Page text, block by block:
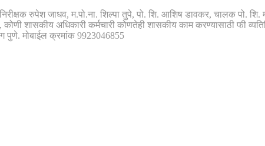
रुपेश जाधव, म.पो.ना. शिल्पा तुपे, पो. शि. आशिष डावकर, चालक पो.
शासकीय अधिकारी कर्मचारी कोणतेही शासकीय काम करण्यासाठी फी
पुणे. मोबाईल क्रमांक 9923046855